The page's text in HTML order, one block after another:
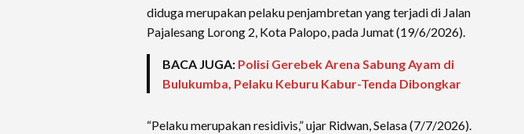
diduga merupakan pelaku penjambretan yang terjadi di Jalan
Pajalesang Lorong 2, Kota Palopo, pada Jumat (19/6/2026).
BACA JUGA: Polisi Gerebek Arena Sabung Ayam di
Bulukumba, Pelaku Keburu Kabur-Tenda Dibongkar
“Pelaku merupakan residivis,” ujar Ridwan, Selasa (7/7/2026).